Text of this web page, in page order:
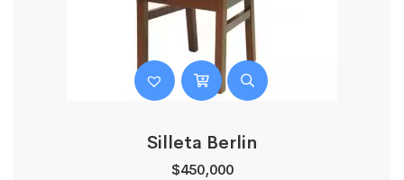
Silleta Berlin
$450,000